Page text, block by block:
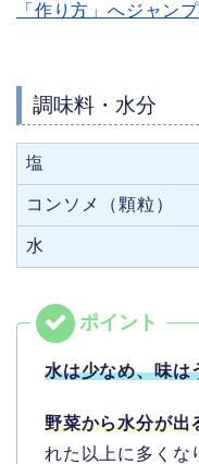
「作り方」へジャンプ
調味料・水分
塩
コンソメ（顆粒）
水
水は少なめ、味は
野菜から水分が出
れた以上に多くな